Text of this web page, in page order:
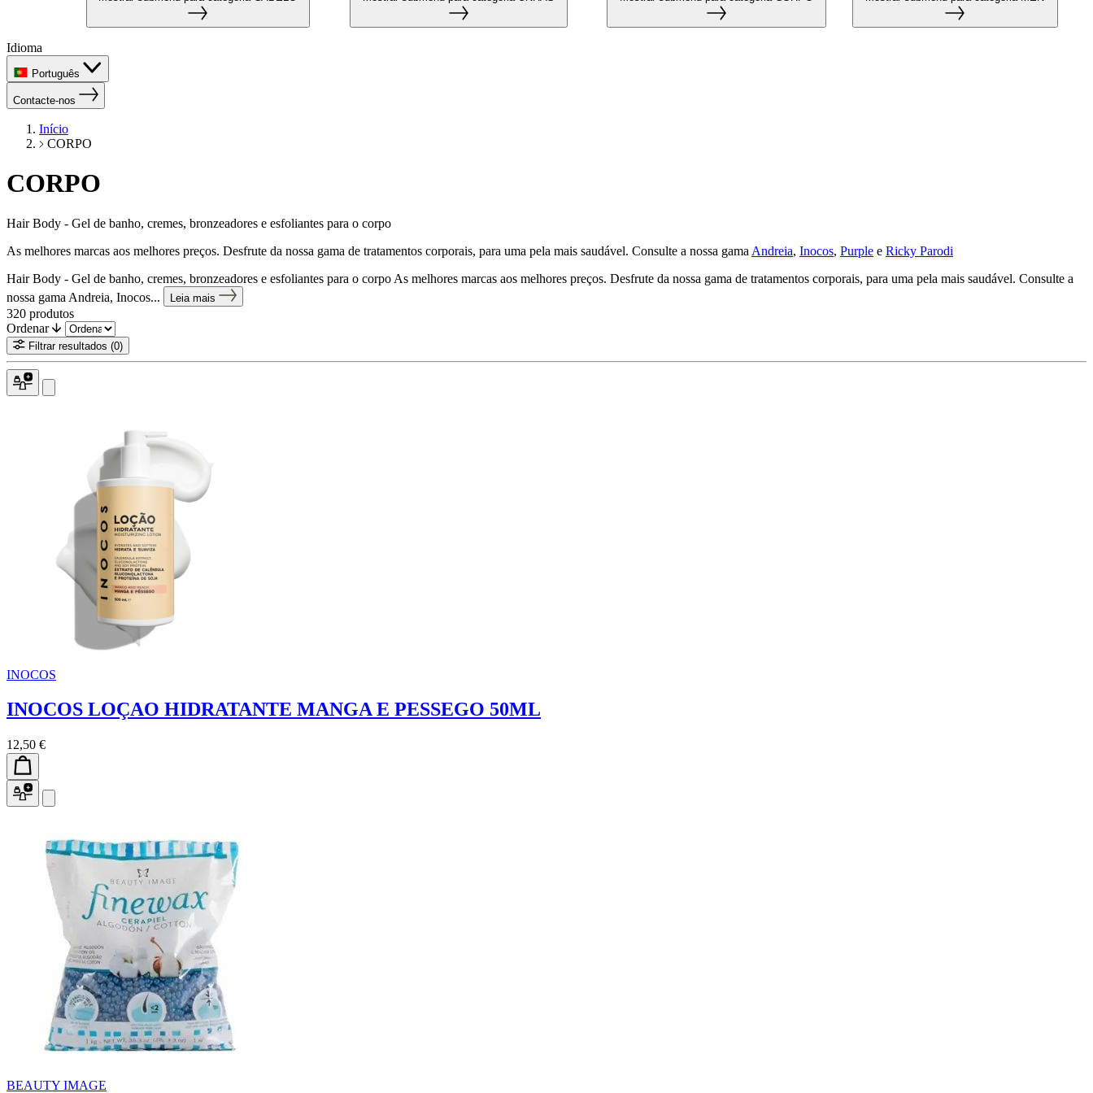
Idioma
Português
Contacte-nos
Início
CORPO
CORPO
Hair Body - Gel de banho, cremes, bronzeadores e esfoliantes para o corpo
As melhores marcas aos melhores preços. Desfrute da nossa gama de tratamentos corporais, para uma pela mais saudável. Consulte a nossa gama Andreia, Inocos, Purple e Ricky Parodi
Hair Body - Gel de banho, cremes, bronzeadores e esfoliantes para o corpo As melhores marcas aos melhores preços. Desfrute da nossa gama de tratamentos corporais, para uma pela mais saudável. Consulte a
nossa gama Andreia, Inocos...
Leia mais
320 produtos
Ordenar
Filtrar resultados (0)
INOCOS
INOCOS LOÇAO HIDRATANTE MANGA E PESSEGO 50ML
12,50 €
BEAUTY IMAGE